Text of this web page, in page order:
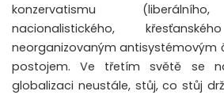
konzervatismu
nacionalistického,
neorganizovaným antisystémovým
postojem. Ve třetím světě se
globalizaci neustále, stůj, co stůj